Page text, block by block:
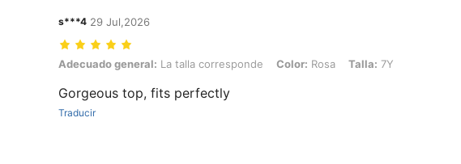
s***4 29 Jul,2026
Adecuado general: La talla corresponde, Color: Rosa, Talla: 7Y
Adecuado general: La talla corresponde Color: Rosa Talla: 7Y
Gorgeous top, fits perfectly
Traducir